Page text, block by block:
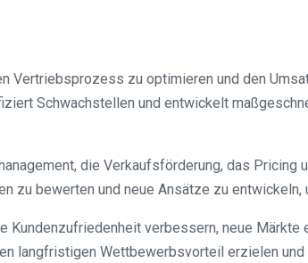
zu optimieren und den
Schwachstellen und entwickelt
die Verkaufsförderung, das Pricing
zu bewerten und neue Ansätze zu entwickeln,
verbessern, neue Märkte
langfristigen Wettbewerbsvorteil erzielen und